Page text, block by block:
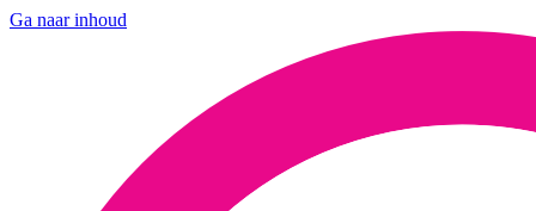
Ga naar inhoud